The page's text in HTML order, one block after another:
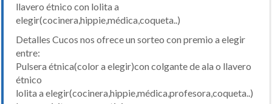
llavero étnico con lolita a
elegir(cocinera,hippie,médica,coqueta..)
Detalles Cucos nos ofrece un sorteo con premio a elegir
entre:
Pulsera étnica(color a elegir)con colgante de ala o llavero
étnico
lolita a elegir(cocinera,hippie,médica,profesora,coqueta..)